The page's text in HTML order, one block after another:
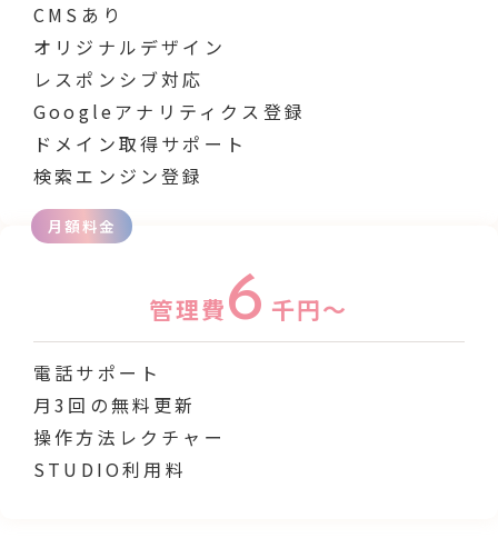
CMSあり
オリジナルデザイン
レスポンシブ対応
Googleアナリティクス登録
ドメイン取得サポート
検索エンジン登録
月額料金
管理費6 千円～
電話サポート
月3回の無料更新
操作方法レクチャー
STUDIO利用料